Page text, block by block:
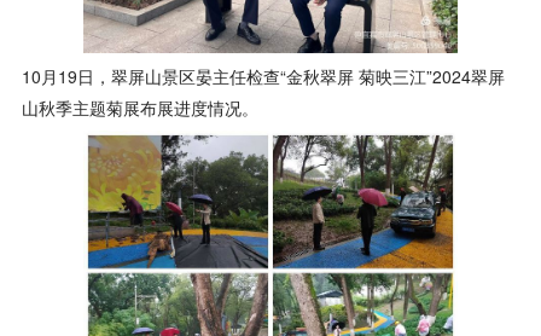
10月19日，翠屏山景区晏主任检查“金秋翠屏 菊映三江”2024翠屏
山秋季主题菊展布展进度情况。